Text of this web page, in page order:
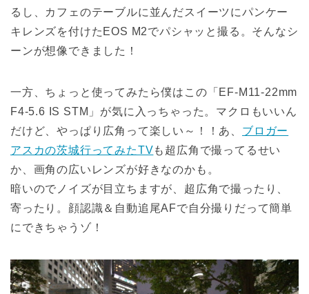
るし、カフェのテーブルに並んだスイーツにパンケー
キレンズを付けたEOS M2でパシャッと撮る。そんなシ
ーンが想像できました！
一方、ちょっと使ってみたら僕はこの「EF-M11-22mm
F4-5.6 IS STM」が気に入っちゃった。マクロもいいん
だけど、やっぱり広角って楽しい～！！あ、 ブロガー
アスカの茨城行ってみたTVも超広角で撮ってるせい
か、画角の広いレンズが好きなのかも。
暗いのでノイズが目立ちますが、超広角で撮ったり、
寄ったり。顔認識＆自動追尾AFで自分撮りだって簡単
にできちゃうゾ！